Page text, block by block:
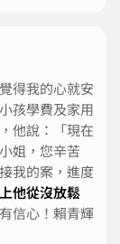
得我的心就安
孩學費及家用
他說：「現在
姐，您辛苦
我的案，進度
他從沒放鬆
信心！賴青輝